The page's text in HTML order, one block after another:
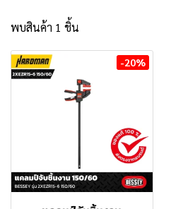
พบสินค้า 1 ชิ้น
-20%